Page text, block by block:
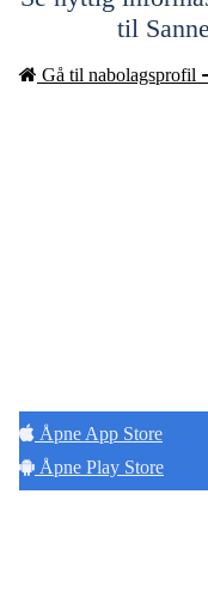
til
Gå til nabolagsprofil
Åpne App Store
Åpne Play Store